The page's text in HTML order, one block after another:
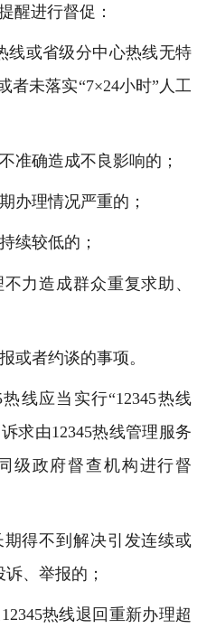
醒进行督促：
线或省级分中心热线无特
者未落实“7×24小时”人工
准确造成不良影响的；
办理情况严重的；
续较低的；
不力造成群众重复求助、
或者约谈的事项。
线应当实行“12345热线
求由12345热线管理服务
级政府督查机构进行督
期得不到解决引发连续或
、举报的；
热线退回重新办理超